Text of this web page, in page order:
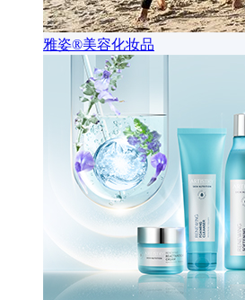
雅姿®美容化妆品